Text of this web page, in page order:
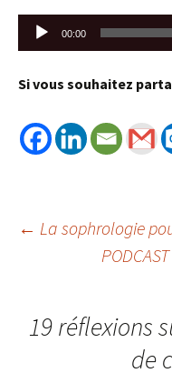
Lecteur
audio
00:00
Si vous souhaitez
articles
← La sophrologie
19 réflexions
de